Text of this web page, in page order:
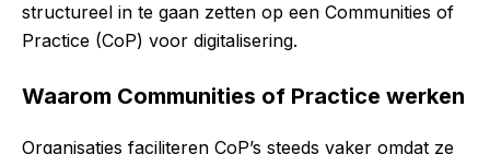
structureel in te gaan zetten op een Communities of
Practice (CoP) voor digitalisering.
Waarom Communities of Practice werken
Organisaties faciliteren CoP’s steeds vaker omdat ze